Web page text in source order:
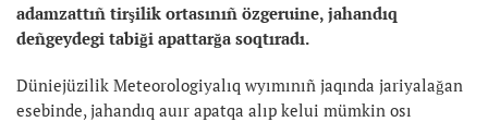
adamzattıñ tirşilik ortasınıñ özgeruine, jahandıq
deñgeydegi tabiği apattarğa soqtıradı.
Düniejüzilik Meteorologiyalıq wyımınıñ jaqında jariyalağan
esebinde, jahandıq auır apatqa alıp kelui mümkin osı